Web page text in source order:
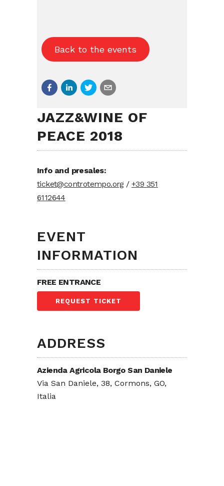
Back to the events
JAZZ&WINE OF
PEACE 2018
Info and presales:
ticket@controtempo.org/+39 351
6112644
EVENT
INFORMATION
FREE ENTRANCE
REQUEST TICKET
ADDRESS
Azienda Agricola Borgo San Daniele
Via San Daniele, 38, Cormons, GO,
Italia